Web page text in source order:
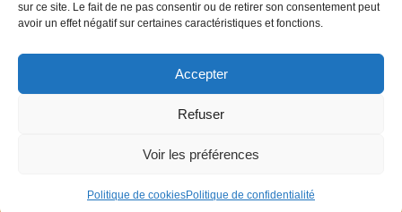
sur ce site. Le fait de ne pas consentir ou de retirer son consentement peut
avoir un effet négatif sur certaines caractéristiques et fonctions.
Accepter
Refuser
Voir les préférences
Politique de cookiesPolitique de confidentialité
Recette & Délices
Recette & Délice